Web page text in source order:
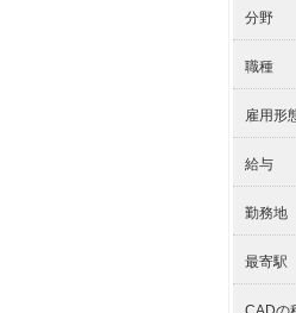
分野
職種
雇用形
給与
勤務地
最寄駅